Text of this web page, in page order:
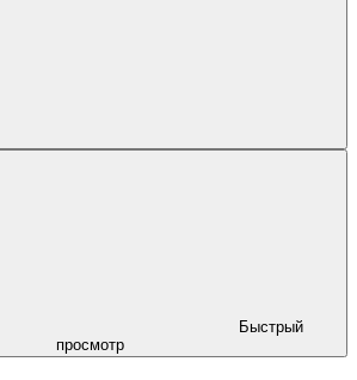
Быстрый
просмотр